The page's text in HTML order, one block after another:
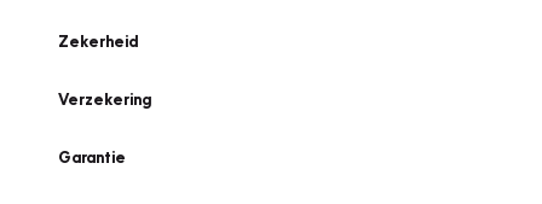
Zekerheid
Verzekering
Garantie